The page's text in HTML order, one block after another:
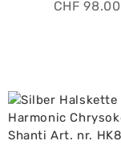
CHF 98.00